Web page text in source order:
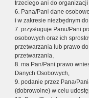
trzeciego ani do
6. Pana/Pani dane
i w zakresie niezbędnym
7. przysługuje Panu/Pani
osobowych oraz ich
przetwarzania lub prawo
przetwarzania,
8. ma Pan/Pani prawo
Danych Osobowych,
9. podanie przez Pana/
(dobrowolne) w celu